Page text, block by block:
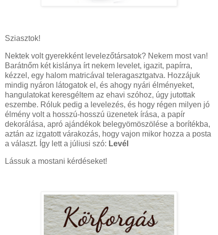
Sziasztok!
Nektek volt gyerekként levelezőtársatok? Nekem most van!
Barátnőm két kislánya írt nekem levelet, igazit, papírra,
kézzel, egy halom matricával teleragasztgatva. Hozzájuk
mindig nyáron látogatok el, és ahogy nyári élményeket,
hangulatokat keresgéltem az ehavi szóhoz, úgy jutottak
eszembe. Róluk pedig a levelezés, és hogy régen milyen jó
élmény volt a hosszú-hosszú üzenetek írása, a papír
dekorálása, apró ajándékok belegyömöszölése a borítékba,
aztán az izgatott várakozás, hogy vajon mikor hozza a posta
a választ. Így lett a júliusi szó: Levél
Lássuk a mostani kérdéseket!